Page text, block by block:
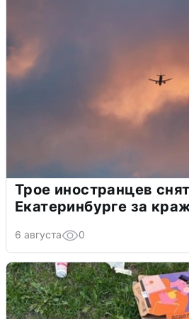
Трое иностранцев
Екатеринбурге за
6 августа 0